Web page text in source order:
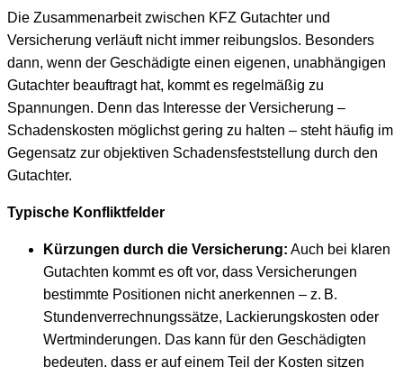
Die Zusammenarbeit zwischen KFZ Gutachter und
Versicherung verläuft nicht immer reibungslos. Besonders
dann, wenn der Geschädigte einen eigenen, unabhängigen
Gutachter beauftragt hat, kommt es regelmäßig zu
Spannungen. Denn das Interesse der Versicherung –
Schadenskosten möglichst gering zu halten – steht häufig im
Gegensatz zur objektiven Schadensfeststellung durch den
Gutachter.
Typische Konfliktfelder
Kürzungen durch die Versicherung: Auch bei klaren
Gutachten kommt es oft vor, dass Versicherungen
bestimmte Positionen nicht anerkennen – z. B.
Stundenverrechnungssätze, Lackierungskosten oder
Wertminderungen. Das kann für den Geschädigten
bedeuten, dass er auf einem Teil der Kosten sitzen